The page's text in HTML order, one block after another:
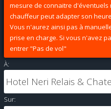
mesure de connaitre d'éventuels
chauffeur peut adapter son
Vous n'aurez ainsi pas à
prise en charge. Si vous n'avez
entrer "Pas de vol"
À:
Sur: